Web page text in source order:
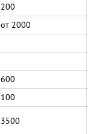
200
от 2000
600
100
3500